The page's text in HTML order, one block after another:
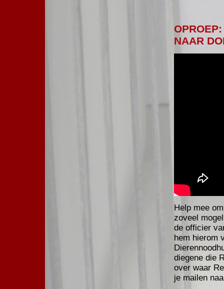
NAAR
Help mee
zoveel
de officier
hem hierom
diegene die
over waar
je mailen